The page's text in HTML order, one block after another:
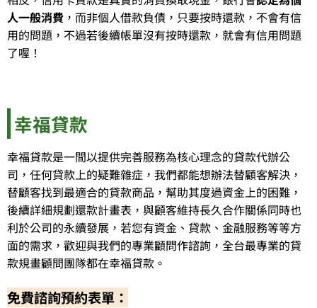
人一般消費 ，而非個人借款負債，只要按時還款，不會有信
用的問題，不過若後續帳單沒有按時還款，就會有信用問題
了喔！
幸福貸款
幸福貸款是一間以提供完善服務為核心理念的貸款代辦公
司，任何貸款上的疑難雜症，我們都能想辦法替顧客解決，
替顧客找到最適合的貸款商品，幫助其度過資金上的困難，
後續詳細規劃還款計畫表，與顧客維持長久合作關係同時也
利於公司的永續發展，若您有資金、貸款、金融服務等等方
面的需求，歡迎與我們的專業顧問作諮詢，全台最專業的貸
款規畫顧問團隊都在幸福貸款。
免費諮詢預約表單：